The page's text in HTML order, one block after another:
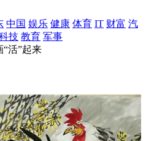
中国 娱乐 健康 体育 IT 财富 汽
技 教育 军事
活”起来